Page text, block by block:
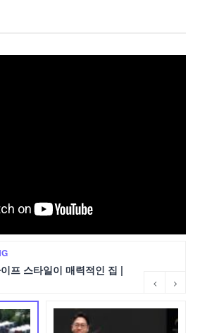
프 스타일이 매력적인 집 |